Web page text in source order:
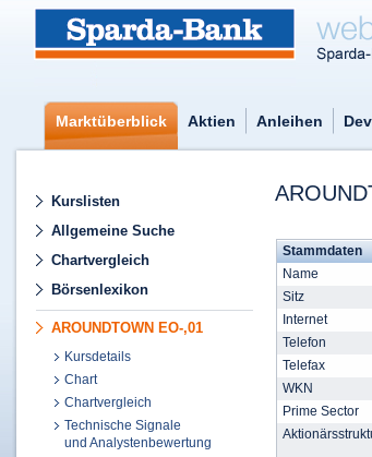
Marktüberblick Aktien Anleihen
Kurslisten
Allgemeine Suche
Chartvergleich
Börsenlexikon
AROUNDTOWN EO-,01
Kursdetails
Chart
Chartvergleich
Technische Signale
und Analystenbewertung
Stammdaten
Name
Sitz
Internet
Telefon
Telefax
WKN
Prime Sector